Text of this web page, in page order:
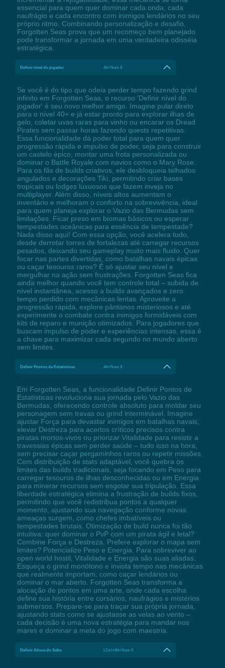
essencial para quem quer dominar cada onda, cada
naufrágio e cada encontro com inimigos lendários no seu
próprio ritmo. Combinando personalização e desafio,
Forgotten Seas prova que um recomeço bem planejado
pode transformar a jornada em uma verdadeira odisséia
estratégica.
Definir nível do jogador Alt+Num 8
Se você é do tipo que odeia perder tempo fazendo grind
infinito em Forgotten Seas, o recurso 'Definir nível do
jogador' é seu novo melhor amigo. Imagine pular direto
para o nível 40+ e já estar pronto para explorar ilhas de
gelo, coletar uvas raras para vinho ou encarar os Dread
Pirates sem passar horas fazendo quests repetitivas.
Essa funcionalidade dá poder total para quem quer
progressão rápida e impulso de poder, seja para construir
um castelo épico, montar uma frota personalizada ou
dominar o Battle Royale com navios como o Mary Rose.
Para os fãs de builds criativos, ele desbloqueia telhados
angulados e decorações Tiki, permitindo criar bases
tropicais ou lodges luxuosos que fazem inveja no
multiplayer. Além disso, níveis altos aumentam o
inventário e melhoram o conforto na sobrevivência, ideal
para quem planeja explorar o Vazio das Bermudas sem
limitações. Ficar preso em biomas básicos ou esperar
tempestades oceânicas para essência de tempestade?
Nada disso aqui! Com essa opção, você acelera tudo,
desde derrotar torres de fortalezas até carregar recursos
pesados, deixando seu gameplay muito mais fluido. Quer
focar nas partes divertidas, como batalhas navais épicas
ou caçar tesouros raros? É só ajustar seu nível e
mergulhar na ação sem frustrações. Forgotten Seas fica
ainda melhor quando você tem controle total – subida de
nível instantânea, acesso a builds avançados e zero
tempo perdido com mecânicas lentas. Aproveite a
progressão rápida, explore pântanos misteriosos e até
experimente o combate contra inimigos formidáveis com
kits de reparo e munição otimizados. Para jogadores que
buscam impulso de poder e experiências intensas, essa é
a chave para maximizar cada segundo no mundo aberto
sem limites.
Definir Pontos de Estatísticas Alt+Num 9
Em Forgotten Seas, a funcionalidade Definir Pontos de
Estatísticas revoluciona sua jornada pelo Vazio das
Bermudas, oferecendo controle absoluto para moldar seu
personagem sem travas ou grind interminável. Imagine
ajustar Força para devastar inimigos em batalhas navais,
elevar Destreza para acertos críticos precisos contra
piratas mortos-vivos ou priorizar Vitalidade para resistir a
travessias épicas sem perder saúde – tudo isso na hora,
sem precisar caçar pergaminhos raros ou repetir missões.
Com distribuição de stats adaptável, você quebra os
limites das builds tradicionais, seja focando em Peso para
carregar tesouros de ilhas desconhecidas ou em Energia
para minerar recursos sem esgotar sua tripulação. Essa
liberdade estratégica elimina a frustração de builds fixos,
permitindo que você redistribua pontos a qualquer
momento, ajustando sua navegação conforme novas
ameaças surgem, como chefes imbatíveis ou
tempestades brutais. Otimização de build nunca foi tão
intuitiva: quer dominar o PvP com um pirata ágil e letal?
Combine Força e Destreza. Prefere explorar o mapa sem
limites? Potencialize Peso e Energia. Para sobreviver ao
open world hostil, Vitalidade e Energia são suas aliadas.
Esqueça o grind monótono e invista tempo nas mecânicas
que realmente importam, como caçar lendários ou
dominar o mar aberto. Forgotten Seas transforma a
alocação de pontos em uma arte, onde cada escolha
define sua história entre corsários, naufrágios e mistérios
submersos. Prepare-se para traçar sua própria jornada,
ajustando stats como se ajustasse as velas ao vento –
cada decisão é uma nova estratégia para mandar nos
mares e dominar a meta do jogo com maestria.
Definir Altura do Salto LCtrl+Alt+Num 0